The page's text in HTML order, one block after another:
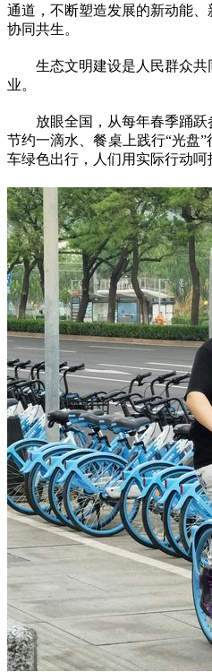
通道，不断塑造发展的新动能
协同共生。
生态文明建设是人民群众共
业。
放眼全国，从每年春季踊跃
节约一滴水、餐桌上践行“光盘
车绿色出行，人们用实际行动呵